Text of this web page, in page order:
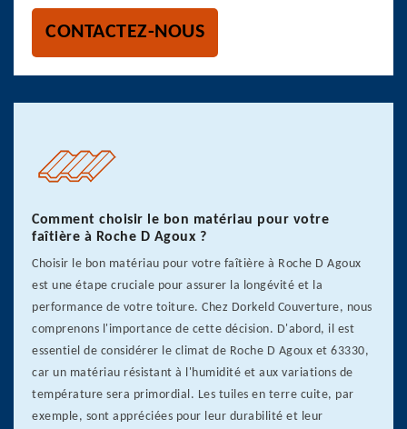
CONTACTEZ-NOUS
Comment choisir le bon matériau pour votre
faîtière à Roche D Agoux ?
Choisir le bon matériau pour votre faîtière à Roche D Agoux
est une étape cruciale pour assurer la longévité et la
performance de votre toiture. Chez Dorkeld Couverture, nous
comprenons l'importance de cette décision. D'abord, il est
essentiel de considérer le climat de Roche D Agoux et 63330,
car un matériau résistant à l'humidité et aux variations de
température sera primordial. Les tuiles en terre cuite, par
exemple, sont appréciées pour leur durabilité et leur